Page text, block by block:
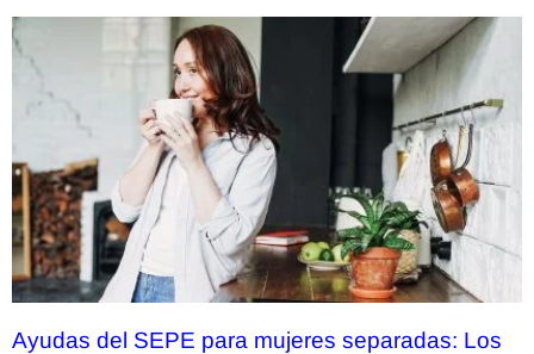
Ayudas del SEPE para mujeres separadas: Los